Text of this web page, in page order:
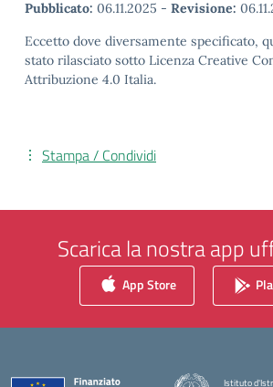
Pubblicato: 06.11.2025 - Revisione:
Eccetto dove diversamente specificato,
stato rilasciato sotto Licenza Creative
Attribuzione 4.0 Italia.
Stampa / Condividi
Scarica la nostra app
App Store
Istituto